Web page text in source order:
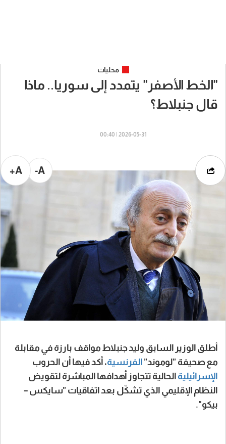
محليات
"الخط الأصفر" يتمدد إلى سوريا.. ماذا
قال جنبلاط؟
2026-05-31 | 00:40
A-
A+
أطلق الوزير السابق وليد جنبلاط مواقف بارزة في مقابلة
مع صحيفة "لوموند" الفرنسية، أكد فيها أن الحروب
الإسرائيلية الحالية تتجاوز أهدافها المباشرة لتقويض
النظام الإقليمي الذي تشكّل بعد اتفاقيات "سايكس –
بيكو".